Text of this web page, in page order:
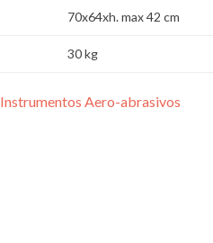
70x64xh. max 42 cm
30 kg
Instrumentos Aero-abrasivos